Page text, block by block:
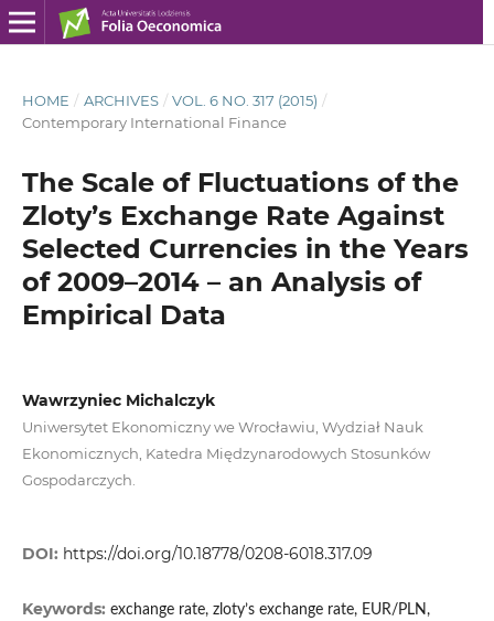
HOME / ARCHIVES / VOL. 6 NO. 317 (2015) /
Contemporary International Finance
The Scale of Fluctuations of the
Zloty’s Exchange Rate Against
Selected Currencies in the Years
of 2009–2014 – an Analysis of
Empirical Data
Wawrzyniec Michalczyk
Uniwersytet Ekonomiczny we Wrocławiu, Wydział Nauk
Ekonomicznych, Katedra Międzynarodowych Stosunków
Gospodarczych.
DOI: https://doi.org/10.18778/0208-6018.317.09
Keywords: exchange rate, zloty’s exchange rate, EUR/PLN,